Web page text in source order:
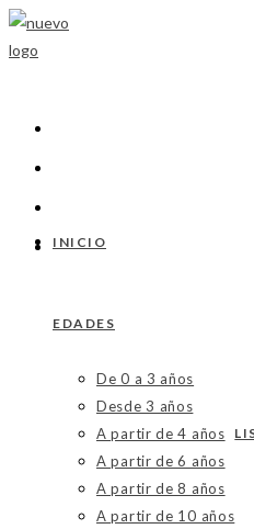
Ir
al
INICIO
EDADES
De 0 a 3 años
Desde 3 años
A partir de 4 años
A partir de 6 años
A partir de 8 años
A partir de 10 años